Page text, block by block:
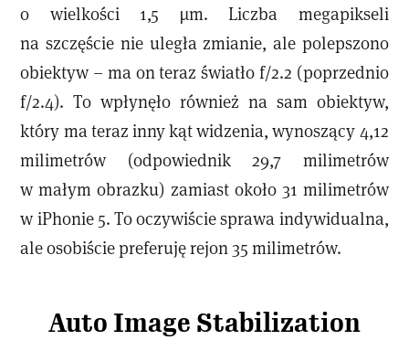
o wielkości 1,5 µm. Liczba megapikseli
na szczęście nie uległa zmianie, ale polepszono
obiektyw – ma on teraz światło f/2.2 (poprzednio
f/2.4). To wpłynęło również na sam obiektyw,
który ma teraz inny kąt widzenia, wynoszący 4,12
milimetrów (odpowiednik 29,7 milimetrów
w małym obrazku) zamiast około 31 milimetrów
w iPhonie 5. To oczywiście sprawa indywidualna,
ale osobiście preferuję rejon 35 milimetrów.
Auto Image Stabilization